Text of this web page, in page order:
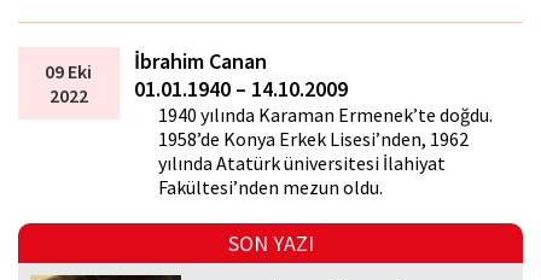
09 Eki
2022
İbrahim Canan
01.01.1940 – 14.10.2009
1940 yılında Karaman Ermenek’te doğdu.
1958’de Konya Erkek Lisesi’nden, 1962
yılında Atatürk üniversitesi İlahiyat
Fakültesi’nden mezun oldu.
SON YAZI